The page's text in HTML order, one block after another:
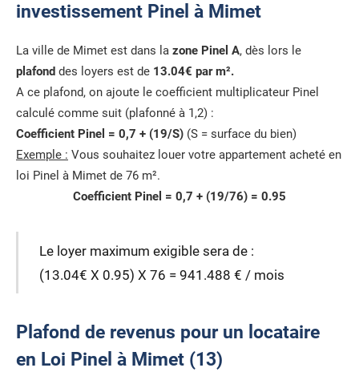
investissement Pinel à Mimet
La ville de Mimet est dans la zone Pinel A, dès lors le
plafond des loyers est de 13.04€ par m².
A ce plafond, on ajoute le coefficient multiplicateur Pinel
calculé comme suit (plafonné à 1,2) :
Coefficient Pinel = 0,7 + (19/S) (S = surface du bien)
Exemple : Vous souhaitez louer votre appartement acheté en
loi Pinel à Mimet de 76 m².
Coefficient Pinel = 0,7 + (19/76) = 0.95
Le loyer maximum exigible sera de :
(13.04€ X 0.95) X 76 = 941.488 € / mois
Plafond de revenus pour un locataire
en Loi Pinel à Mimet (13)